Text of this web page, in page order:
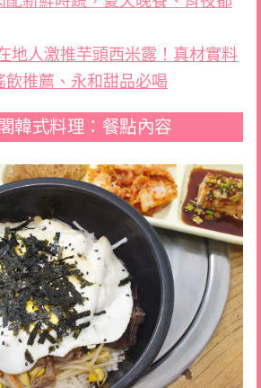
地人激推芋頭西米露！真材實料
飲推薦、永和甜品必喝
韓式料理：餐點內容